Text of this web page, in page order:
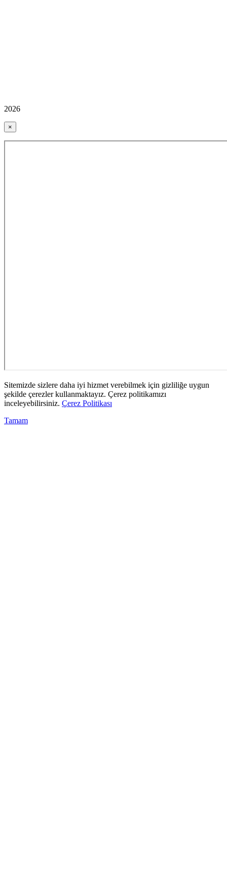
2026
×
Sitemizde sizlere daha iyi hizmet verebilmek için gizliliğe uygun
şekilde çerezler kullanmaktayız. Çerez politikamızı
inceleyebilirsiniz. Çerez Politikası
Tamam